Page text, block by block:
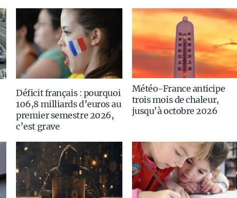
Déficit français : pourquoi
106,8 milliards d’euros au
premier semestre 2026,
c’est grave
Météo-France anticipe
trois mois de chaleur,
jusqu’à octobre 2026